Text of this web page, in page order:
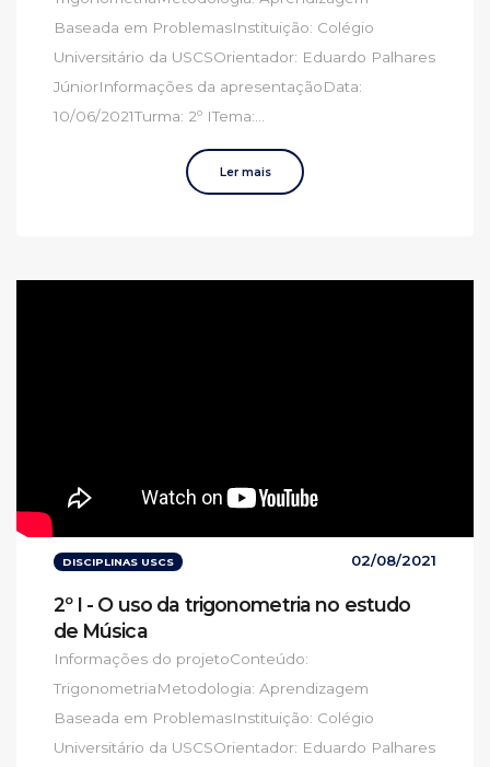
Baseada em ProblemasInstituição: Colégio
Universitário da USCSOrientador: Eduardo Palhares
JúniorInformações da apresentaçãoData:
10/06/2021Turma: 2º ITema:...
Ler mais
DISCIPLINAS USCS 02/08/2021
2º I - O uso da trigonometria no estudo
de Música
Informações do projetoConteúdo:
TrigonometriaMetodologia: Aprendizagem
Baseada em ProblemasInstituição: Colégio
Universitário da USCSOrientador: Eduardo Palhares